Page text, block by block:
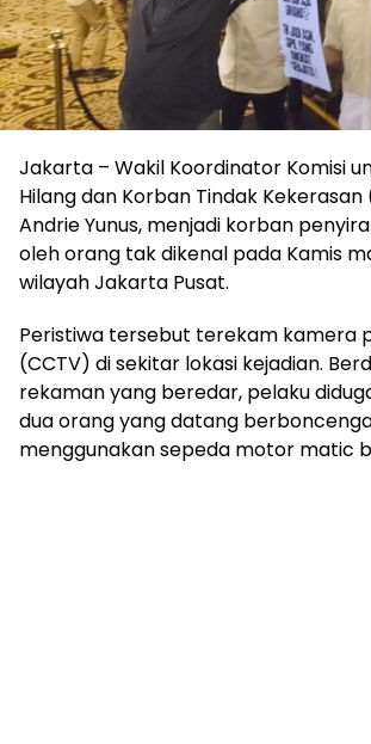
Jakarta – Wakil Koordinator Komisi
Hilang dan Korban Tindak Kekerasan
Andrie Yunus, menjadi korban
oleh orang tak dikenal pada Kamis
wilayah Jakarta Pusat.
Peristiwa tersebut terekam kamera
(CCTV) di sekitar lokasi kejadian.
rekaman yang beredar, pelaku
dua orang yang datang
menggunakan sepeda motor matic